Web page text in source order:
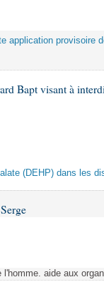
application provisoire
Bapt visant à
(DEHP) dans les
aide aux